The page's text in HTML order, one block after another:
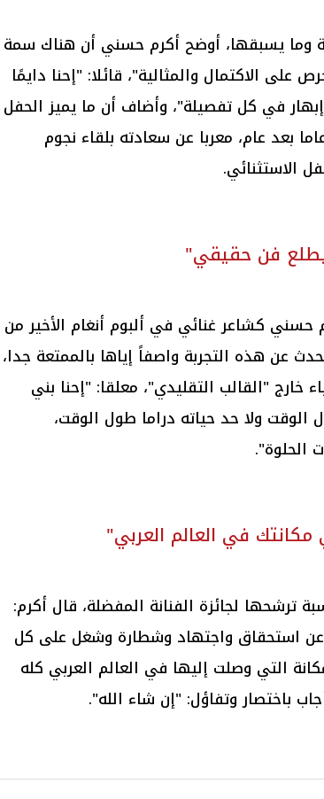
وما يسبقها، أوضح أكرم حسني أن هناك سمة
الاكتمال والمثالية"، قائلا: "إحنا دايمًا
في كل تفصيلة"، وأضاف أن ما يميز الحفل
بعد عام، معربا عن سعادته بلقاء نجوم
الاستثنائي.
فن حقيقي"
حسني كشاعر غنائي في ألبوم أنغام الأخير من
عن هذه التجربة واصفاً إياها بالممتعة جدا،
خارج "القالب التقليدي"، معلقا: "إحنا بني
ولا حد حياته دراما طول الوقت،
الحلوة".
في العالم العربي"
ترشحها لجائزة الفنانة المفضلة، قال أكرم:
عن استحقاق واجتهاد وشطارة وشغل على كل
التي وصلت إليها في العالم العربي كله
باختصار وتفاؤل: "إن شاء الله".